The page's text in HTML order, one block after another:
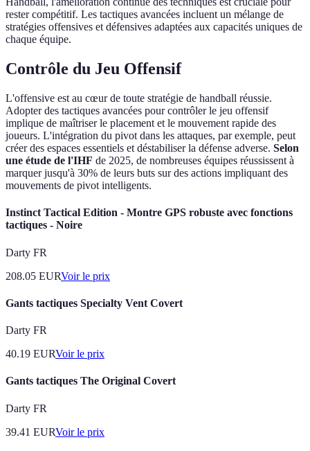
rester compétitif. Les tactiques avancées incluent un mélange de
stratégies offensives et défensives adaptées aux capacités uniques de
chaque équipe.
Contrôle du Jeu Offensif
L'offensive est au cœur de toute stratégie de handball réussie.
Adopter des tactiques avancées pour contrôler le jeu offensif
implique de maîtriser le placement et le mouvement rapide des
joueurs. L'intégration du pivot dans les attaques, par exemple, peut
créer des espaces essentiels et déstabiliser la défense adverse. Selon
une étude de l'IHF de 2025, de nombreuses équipes réussissent à
marquer jusqu'à 30% de leurs buts sur des actions impliquant des
mouvements de pivot intelligents.
Instinct Tactical Edition - Montre GPS robuste avec fonctions
tactiques - Noire
Darty FR
208.05 EURVoir le prix
Gants tactiques Specialty Vent Covert
Darty FR
40.19 EURVoir le prix
Gants tactiques The Original Covert
Darty FR
39.41 EURVoir le prix